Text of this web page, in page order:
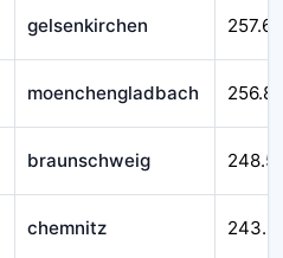
gelsenkirchen
moenchengladbach
braunschweig
chemnitz